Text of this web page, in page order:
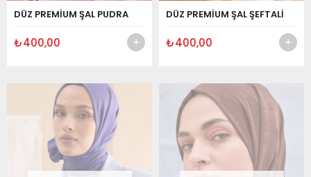
DÜZ PREMİUM ŞAL PUDRA
₺400,00
DÜZ PREMİUM ŞAL ŞEFTALİ
₺400,00